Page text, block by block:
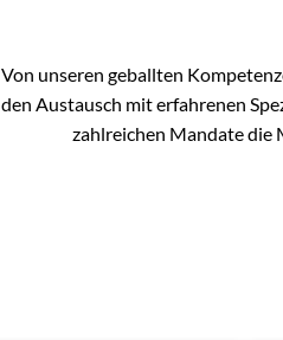
Von unseren geballten
den Austausch mit erfahrenen
zahlreichen Mandate die